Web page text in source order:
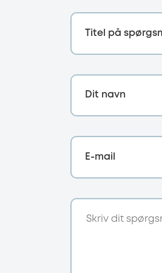
Titel på
Dit navn
E-mail